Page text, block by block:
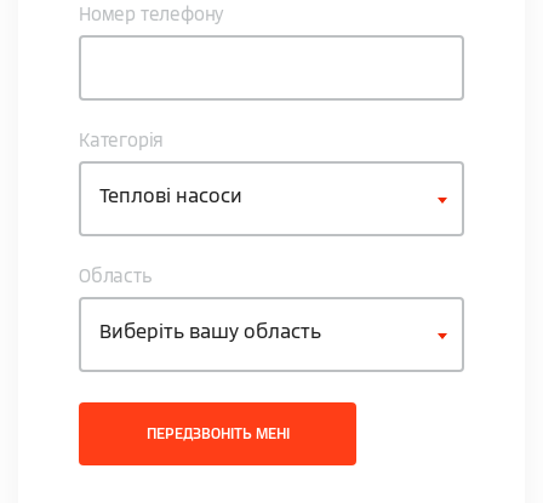
Номер телефону
Категорія
Теплові насоси
Область
Виберіть вашу область
ПЕРЕДЗВОНІТЬ МЕНІ